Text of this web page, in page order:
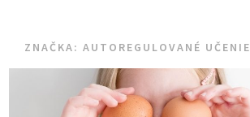
ZNAČKA:AUTOREGULOVANÉ UČENIE